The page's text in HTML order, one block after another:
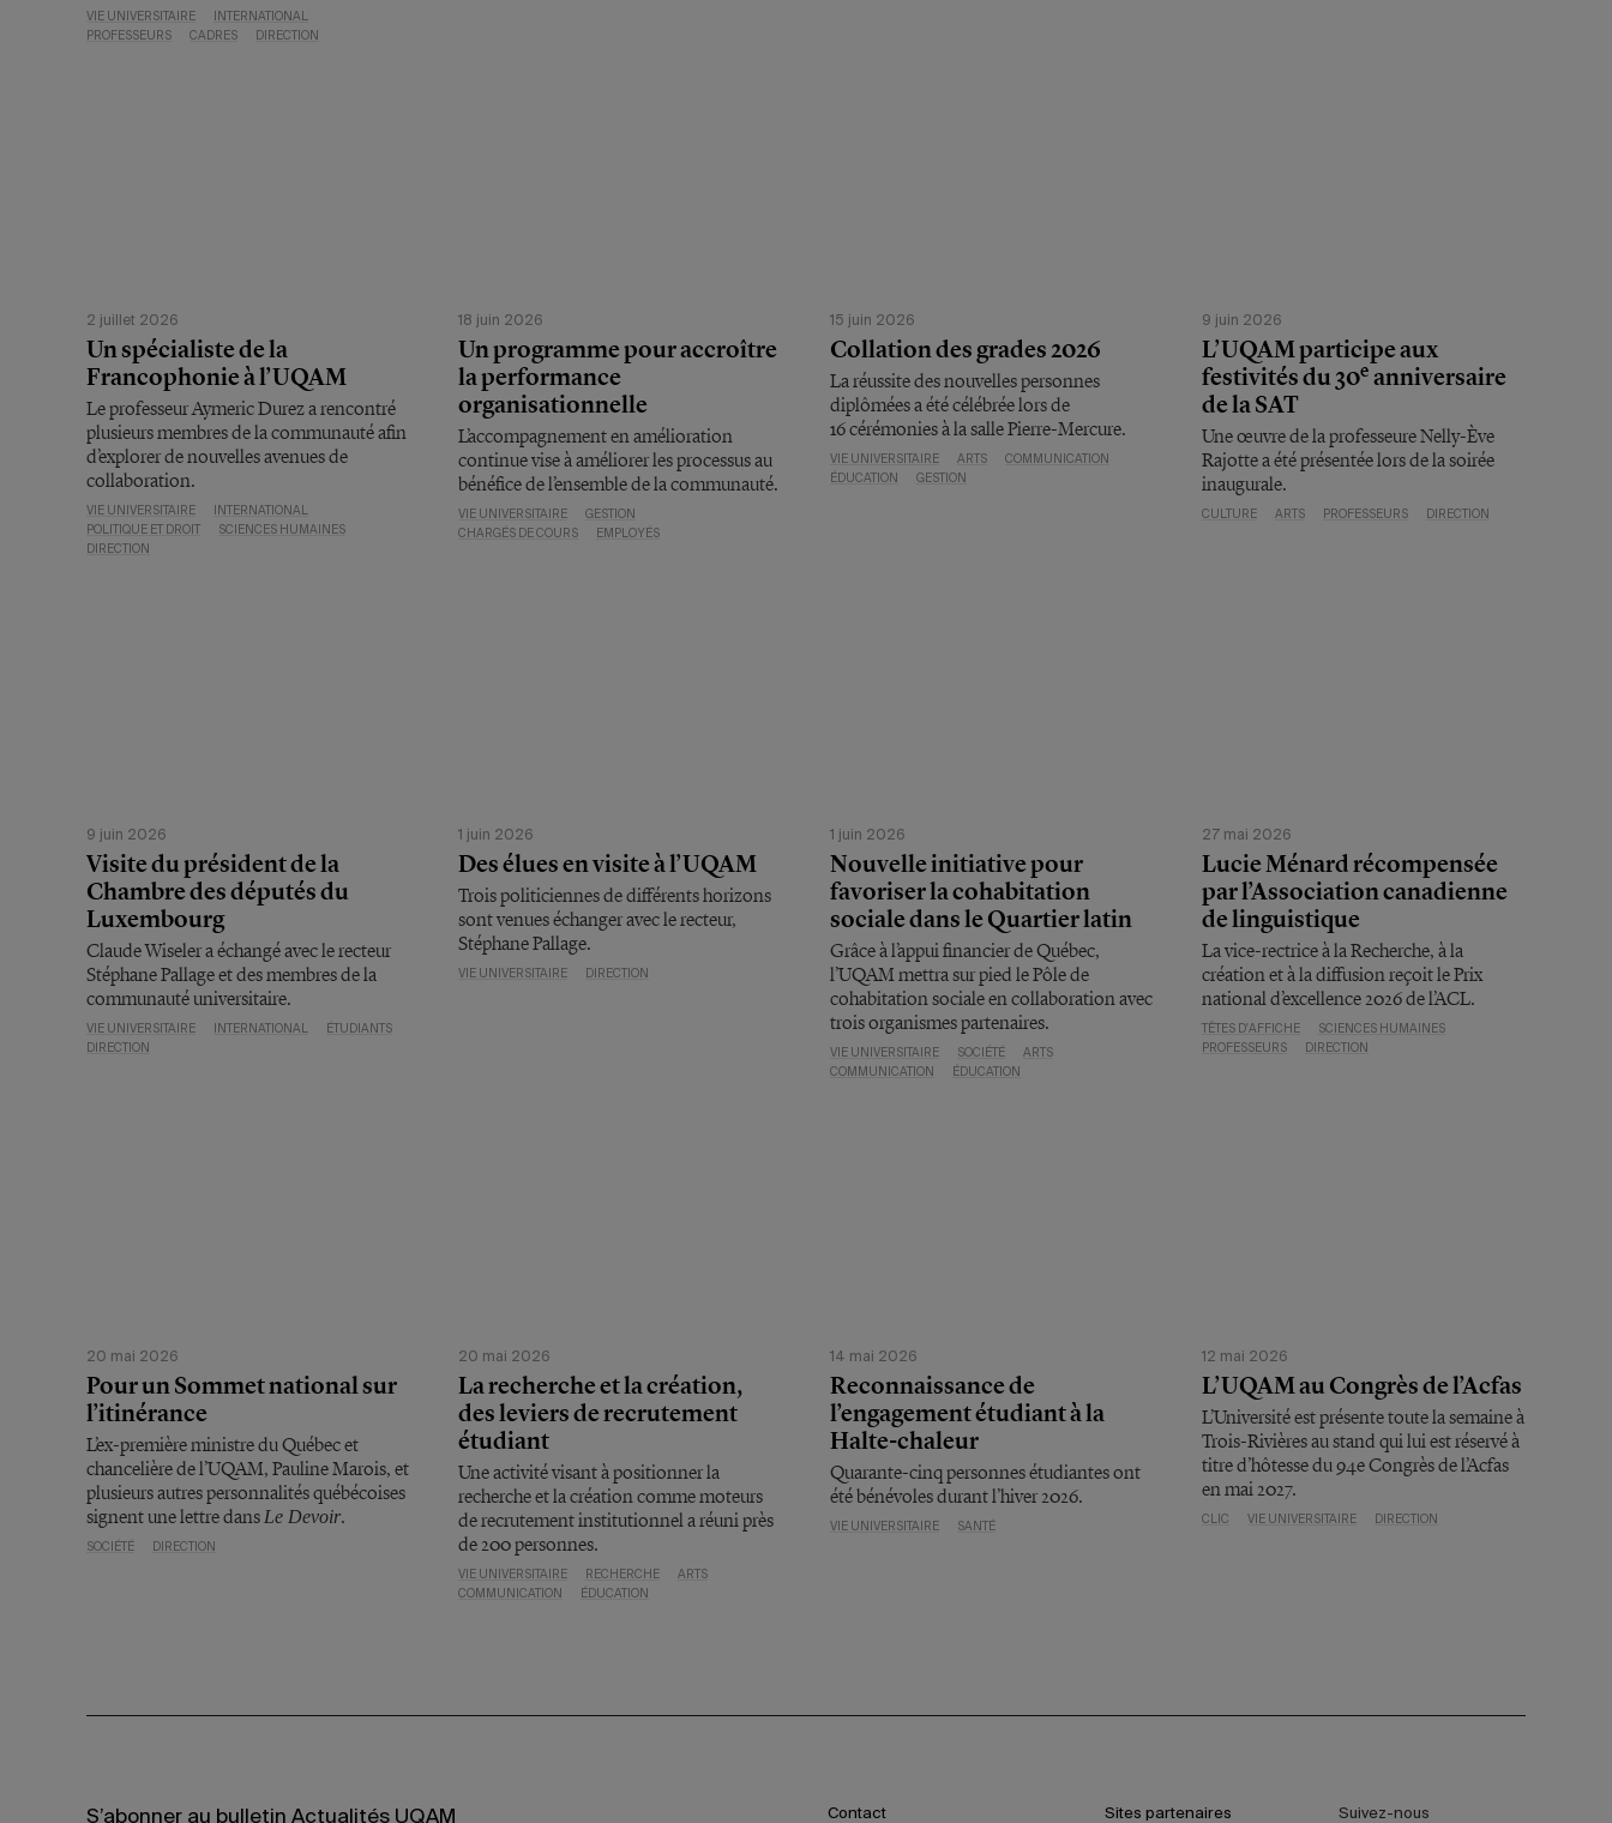
VIE UNIVERSITAIRE
INTERNATIONAL
PROFESSEURS
CADRES DIRECTION
2 juillet 2026
Un spécialiste de la
Francophonie à l’UQAM
Le professeur Aymeric Durez a rencontré
plusieurs membres de la communauté afin
d’explorer de nouvelles avenues de
collaboration.
VIE UNIVERSITAIRE
INTERNATIONAL
POLITIQUE ET DROIT
SCIENCES HUMAINES
DIRECTION
18 juin 2026
Un programme pour accroître
la performance
organisationnelle
L’accompagnement en amélioration
continue vise à améliorer les processus au
bénéfice de l’ensemble de la communauté.
VIE UNIVERSITAIRE
GESTION
CHARGÉS DE COURS
EMPLOYÉS
15 juin 2026
Collation des grades 2026
La réussite des nouvelles personnes
diplômées a été célébrée lors de
16 cérémonies à la salle Pierre-Mercure.
VIE UNIVERSITAIRE ARTS
COMMUNICATION
ÉDUCATION
GESTION
9 juin 2026
L’UQAM participe aux
festivités du 30e anniversaire
de la SAT
Une œuvre de la professeure Nelly-Ève
Rajotte a été présentée lors de la soirée
inaugurale.
CULTURE ARTS PROFESSEURS DIRECTION
9 juin 2026
Visite du président de la
Chambre des députés du
Luxembourg
Claude Wiseler a échangé avec le recteur
Stéphane Pallage et des membres de la
communauté universitaire.
VIE UNIVERSITAIRE INTERNATIONAL
ÉTUDIANTS
DIRECTION
1 juin 2026
Des élues en visite à l’UQAM
Trois politiciennes de différents horizons
sont venues échanger avec le recteur,
Stéphane Pallage.
VIE UNIVERSITAIRE DIRECTION
1 juin 2026
Nouvelle initiative pour
favoriser la cohabitation
sociale dans le Quartier latin
Grâce à l’appui financier de Québec,
l’UQAM mettra sur pied le Pôle de
cohabitation sociale en collaboration avec
trois organismes partenaires.
VIE UNIVERSITAIRE SOCIÉTÉ
ARTS
COMMUNICATION
ÉDUCATION
27 mai 2026
Lucie Ménard récompensée
par l’Association canadienne
de linguistique
La vice-rectrice à la Recherche, à la
création et à la diffusion reçoit le Prix
national d’excellence 2026 de l’ACL.
TÊTES D'AFFICHE
SCIENCES HUMAINES
PROFESSEURS
DIRECTION
20 mai 2026
Pour un Sommet national sur
l’itinérance
L’ex-première ministre du Québec et
chancelière de l’UQAM, Pauline Marois, et
plusieurs autres personnalités québécoises
signent une lettre dans Le Devoir.
SOCIÉTÉ DIRECTION
20 mai 2026
La recherche et la création,
des leviers de recrutement
étudiant
Une activité visant à positionner la
recherche et la création comme moteurs
de recrutement institutionnel a réuni près
de 200 personnes.
VIE UNIVERSITAIRE RECHERCHE
ARTS
COMMUNICATION
ÉDUCATION
14 mai 2026
Reconnaissance de
l’engagement étudiant à la
Halte-chaleur
Quarante-cinq personnes étudiantes ont
été bénévoles durant l’hiver 2026.
VIE UNIVERSITAIRE SANTÉ
12 mai 2026
L’UQAM au Congrès de l’Acfas
L’Université est présente toute la semaine à
Trois-Rivières au stand qui lui est réservé à
titre d’hôtesse du 94e Congrès de l’Acfas
en mai 2027.
CLIC VIE UNIVERSITAIRE DIRECTION
S’abonner au bulletin Actualités UQAM Contact Sites partenaires Suivez-nous